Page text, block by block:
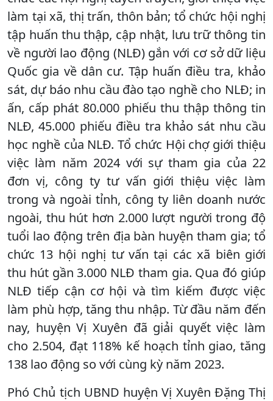
làm tại xã, thị trấn, thôn bản; tổ chức hội nghị
tập huấn thu thập, cập nhật, lưu trữ thông tin
về người lao động (NLĐ) gắn với cơ sở dữ liệu
Quốc gia về dân cư. Tập huấn điều tra, khảo
sát, dự báo nhu cầu đào tạo nghề cho NLĐ; in
ấn, cấp phát 80.000 phiếu thu thập thông tin
NLĐ, 45.000 phiếu điều tra khảo sát nhu cầu
học nghề của NLĐ. Tổ chức Hội chợ giới thiệu
việc làm năm 2024 với sự tham gia của 22
đơn vị, công ty tư vấn giới thiệu việc làm
trong và ngoài tỉnh, công ty liên doanh nước
ngoài, thu hút hơn 2.000 lượt người trong độ
tuổi lao động trên địa bàn huyện tham gia; tổ
chức 13 hội nghị tư vấn tại các xã biên giới
thu hút gần 3.000 NLĐ tham gia. Qua đó giúp
NLĐ tiếp cận cơ hội và tìm kiếm được việc
làm phù hợp, tăng thu nhập. Từ đầu năm đến
nay, huyện Vị Xuyên đã giải quyết việc làm
cho 2.504, đạt 118% kế hoạch tỉnh giao, tăng
138 lao động so với cùng kỳ năm 2023.
Phó Chủ tịch UBND huyện Vị Xuyên Đặng Thị